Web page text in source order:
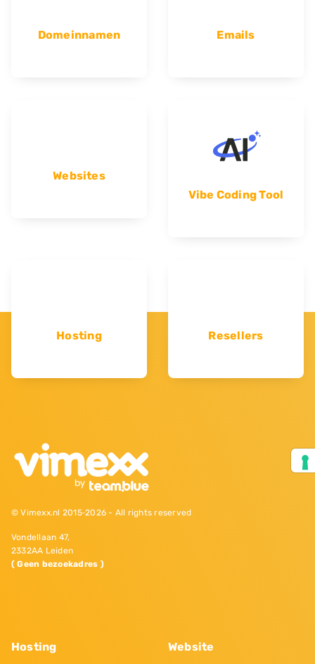
Domeinnamen Emails
Websites
Vibe Coding Tool
Hosting Resellers
© Vimexx.nl 2015‐2026 - All rights reserved
Vondellaan 47,
2332AA Leiden
( Geen bezoekadres )
Hosting Website